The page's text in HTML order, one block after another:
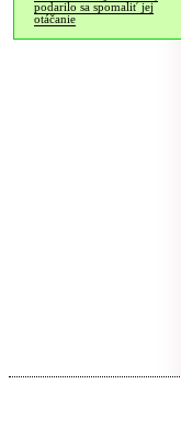
podarilo sa spomaliť jej
otáčanie